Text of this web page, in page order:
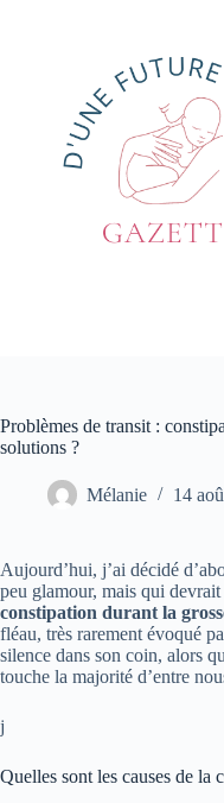
Problèmes de transit :
solutions ?
Mélanie 14
Aujourd’hui, j’ai décidé
peu glamour, mais qui
constipation durant la
fléau, très rarement évoqué
silence dans son coin, alors
touche la majorité d’entre
j
Quelles sont les causes de la